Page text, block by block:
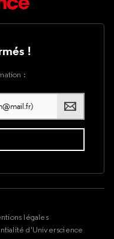
!
:
légales
d'Universcience